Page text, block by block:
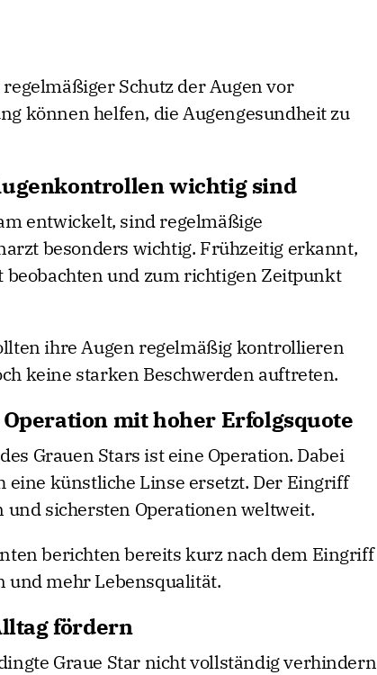
Schutz der Augen vor
können helfen, die Augengesundheit zu
wichtig sind
entwickelt, sind regelmäßige
besonders wichtig. Frühzeitig erkannt,
und zum richtigen Zeitpunkt
ihre Augen regelmäßig kontrollieren
keine starken Beschwerden auftreten.
mit hoher Erfolgsquote
Grauen Stars ist eine Operation. Dabei
eine künstliche Linse ersetzt. Der Eingriff
und sichersten Operationen weltweit.
berichten bereits kurz nach dem Eingriff
und mehr Lebensqualität.
fördern
Graue Star nicht vollständig verhindern